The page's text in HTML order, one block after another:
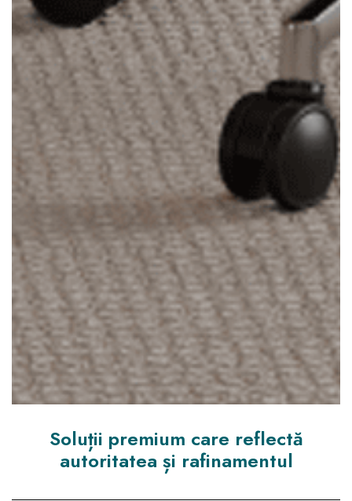
Soluții premium care reflectă
autoritatea și rafinamentul